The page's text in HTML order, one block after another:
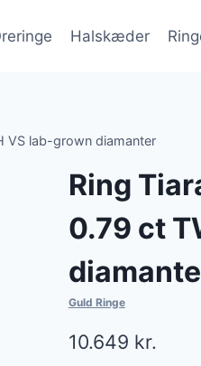
Halskæder
VS lab-grown diamanter
Ring
0.79 ct
Guld Ringe
10.649 kr.